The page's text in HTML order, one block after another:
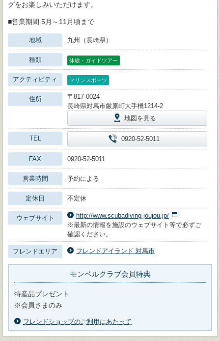
グをお楽しみいただけます。
■営業期間 5月～11月頃まで
地域 九州（長崎県）
種類 体験・ガイドツアー
アクティビティ マリンスポーツ
住所
〒817-0024
長崎県対馬市厳原町大手橋1214-2
地図を見る
TEL 0920-52-5011
FAX 0920-52-5011
営業時間 予約による
定休日 不定休
ウェブサイト
http://www.scubadiving-joujou.jp/
※最新の情報を施設のウェブサイト等で必ずご
確認ください。
フレンドエリア フレンドアイランド 対馬市
モンベルクラブ会員特典
特産品プレゼント
※会員さまのみ
フレンドショップのご利用にあたって